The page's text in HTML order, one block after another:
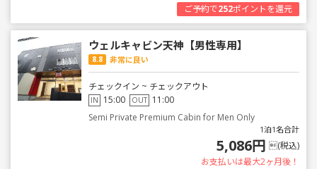
ご予約で252ポイントを還元
ウェルキャビン天神【男性専用】
8.8 非常に良い
チェックイン ~ チェックアウト
IN 15:00 OUT 11:00
Semi Private Premium Cabin for Men Only
1泊1名合計
5,086円 (税込)
お支払いは最大2ヶ月後！